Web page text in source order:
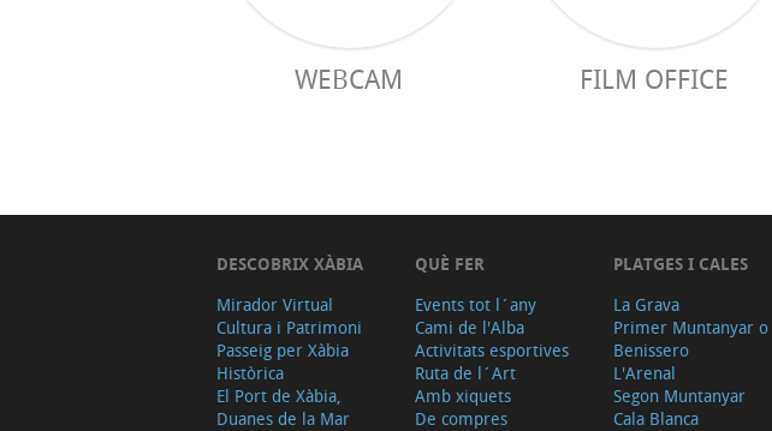
WEBCAM FILM OFFICE
DESCOBRIX XÀBIA
Mirador Virtual
Cultura i Patrimoni
Passeig per Xàbia
Històrica
El Port de Xàbia,
Duanes de la Mar
QUÈ FER
Events tot l´any
Cami de l'Alba
Activitats esportives
Ruta de l´Art
Amb xiquets
De compres
PLATGES I CALES
La Grava
Primer Muntanyar o
Benissero
L'Arenal
Segon Muntanyar
Cala Blanca